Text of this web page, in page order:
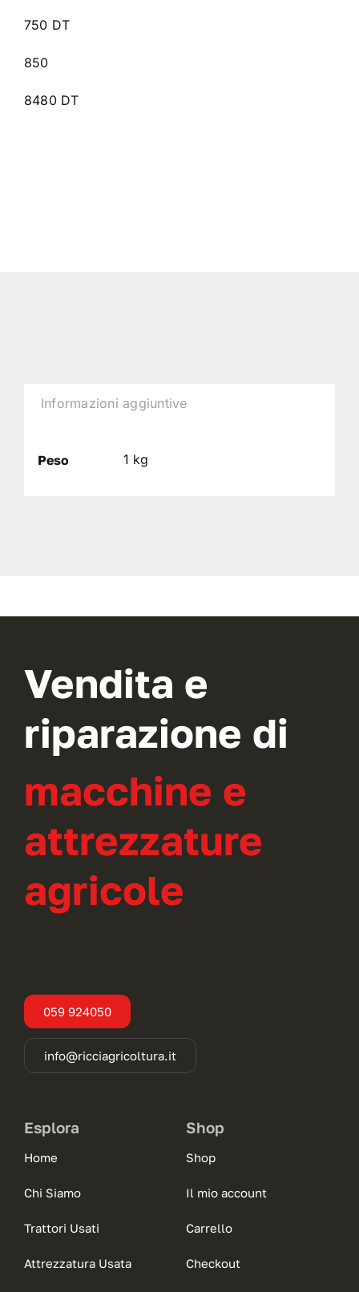
750 DT
850
8480 DT
Informazioni aggiuntive
Peso 1 kg
Vendita e
riparazione di
macchine e
attrezzature
agricole
059 924050
info@ricciagricoltura.it
Esplora
Home
Chi Siamo
Trattori Usati
Attrezzatura Usata
Shop
Shop
Il mio account
Carrello
Checkout